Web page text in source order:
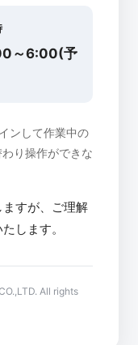
～6:00(予
ンして作業中の
り操作ができな
すが、ご理解
します。
All rights